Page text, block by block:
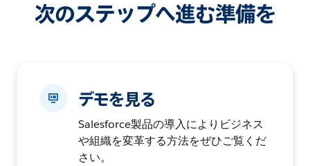
次のステップへ進む準備を
デモを見る
Salesforce製品の導入によりビジネス
や組織を変革する方法をぜひご覧くだ
さい。